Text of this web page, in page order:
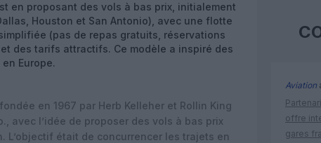
en proposant des vols à bas prix, initialement
Houston et San Antonio), avec une flotte
(pas de repas gratuits, réservations
des tarifs attractifs. Ce modèle a inspiré des
Europe.
en 1967 par Herb Kelleher et Rollin King
, avec l’idée de proposer des vols à bas prix
L’objectif était de concurrencer les trajets en
Aviation
offre
gares